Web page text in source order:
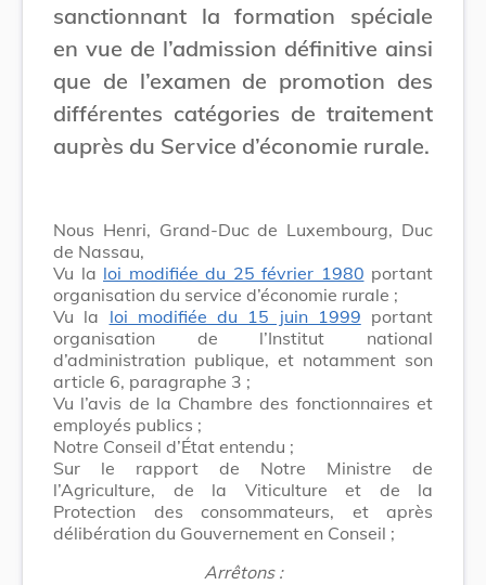
sanctionnant la formation spéciale
en vue de l’admission définitive ainsi
que de l’examen de promotion des
différentes catégories de traitement
auprès du Service d’économie rurale.
Nous Henri, Grand-Duc de Luxembourg, Duc
de Nassau,
Vu la loi modifiée du 25 février 1980 portant
organisation du service d’économie rurale ;
Vu la loi modifiée du 15 juin 1999 portant
organisation de l’Institut national
d’administration publique, et notamment son
article 6, paragraphe 3 ;
Vu l’avis de la Chambre des fonctionnaires et
employés publics ;
Notre Conseil d’État entendu ;
Sur le rapport de Notre Ministre de
l’Agriculture, de la Viticulture et de la
Protection des consommateurs, et après
délibération du Gouvernement en Conseil ;
Arrêtons :